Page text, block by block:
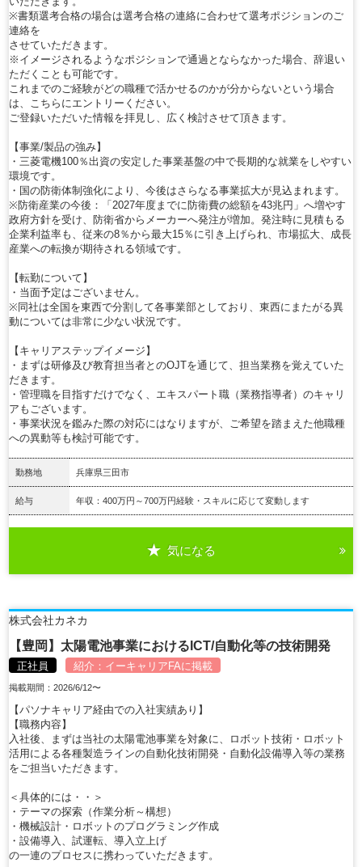
※書類選考合格の場合は選考合格の連絡に合わせて選考ポジションのご
連絡を
させていただきます。
※イメージされるようなポジションで通過とならなかった場合、辞退い
ただくことも可能です。
これまでのご経験がどの職種で活かせるのかが分からないという場合
は、こちらにエントリーください。
ご登録いただいた情報を拝見し、広く検討させて頂きます。
【事業/製品の強み】
・三菱電機100％出資の安定した事業基盤の中で長期的な就業をしやすい
環境です。
・国の防衛体制強化により、今後はさらなる事業拡大が見込まれます。
※防衛産業の今後：「2027年度までに防衛費の総額を43兆円」へ増やす
政府方針を受け、防衛省からメーカーへ発注が増加。発注時に見積もる
企業利益率も、従来の8％から最大15％に引き上げられ、市場拡大、成長
産業への転換が期待される領域です。
【転勤について】
・当面予定はございません。
※同社は全国を東西で分割して各事業部としており、東西にまたがる異
動については非常に少ない状況です。
【キャリアステップイメージ】
・まずは研修及び教育担当者とのOJTを通じて、担当業務を覚えていた
だきます。
・管理職を目指すだけでなく、エキスパート職（業務指導者）のキャリ
アもございます。
・事業状況を鑑みた際の対応にはなりますが、ご希望を踏まえた他職種
への異動等も検討可能です。
勤務地 兵庫県三田市
給与 年収：400万円～700万円経験・スキルに応じて変動します
気になる
株式会社カネカ
【豊岡】太陽電池事業におけるICT/自動化等の技術開発
正社員 紹介： イーキャリアFAに掲載
掲載期間：2026/6/12〜
【パソナキャリア経由での入社実績あり】
【職務内容】
入社後、まずは当社の太陽電池事業を対象に、ロボット技術・ロボット
活用による各種製造ラインの自動化技術開発・自動化設備導入等の業務
をご担当いただきます。
＜具体的には・・＞
・テーマの探索（作業分析～構想）
・機械設計・ロボットのプログラミング作成
・設備導入、試運転、導入立上げ
の一連のプロセスに携わっていただきます。